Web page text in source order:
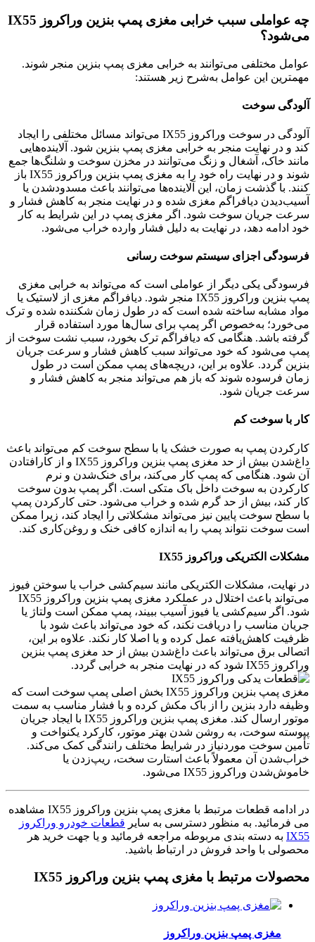
چه عواملی سبب خرابی مغزی پمپ بنزین وراکروز IX55
می‌شود؟
عوامل مختلفی می‌توانند به خرابی مغزی پمپ بنزین منجر شوند.
مهمترین این عوامل به‌شرح زیر هستند:
آلودگی سوخت
آلودگی در سوخت وراکروز IX55 می‌تواند مسائل مختلفی را ایجاد
کند و در نهایت منجر به خرابی مغزی پمپ بنزین شود. آلاینده‌هایی
مانند خاک، آشغال و زنگ می‌توانند در مخزن سوخت و شلنگ‌ها جمع
شوند و در نهایت راه خود را به مغزی پمپ بنزین وراکروز IX55 باز
کنند. با گذشت زمان، این آلاینده‌ها می‌توانند باعث مسدود‌شدن یا
آسیب‌دیدن دیافراگم مغزی شده و در نهایت منجر به کاهش فشار و
سرعت جریان سوخت شود. اگر مغزی پمپ در این شرایط به‌ کار
خود ادامه دهد، در نهایت به دلیل فشار وارده خراب می‌شود.
فرسودگی اجزای سیستم سوخت رسانی
فرسودگی یکی دیگر از عواملی است که می‌تواند به خرابی مغزی
پمپ بنزین وراکروز IX55 منجر شود. دیافراگم مغزی از لاستیک یا
مواد مشابه ساخته شده است که در طول زمان شکننده شده و ترک
می‌خورد؛ به‌خصوص اگر پمپ برای سال‌ها مورد استفاده قرار
گرفته باشد. هنگامی که دیافراگم ترک بخورد، سبب نشت سوخت از
پمپ می‌شود که خود می‌تواند سبب کاهش فشار و سرعت جریان
بنزین گردد. علاوه بر این، دریچه‌های پمپ ممکن است در طول
زمان فرسوده شوند که باز هم می‌تواند منجر به کاهش فشار و
سرعت جریان شود.
کار با سوخت کم
کارکردن پمپ به صورت خشک یا با سطح سوخت کم می‌تواند باعث
داغ‌شدن بیش از حد مغزی پمپ بنزین وراکروز IX55 و از کار‌افتادن
آن شود. هنگامی که پمپ کار می‌کند، برای خنک‌شدن و نرم
‌کارکردن به سوخت داخل باک متکی است. اگر پمپ بدون سوخت
کار کند، بیش از حد گرم شده و خراب می‌شود. حتی کارکردن پمپ
با سطح سوخت پایین نیز می‌تواند مشکلاتی را ایجاد کند، زیرا ممکن
است سوخت نتواند پمپ را به اندازه کافی خنک و روغن‌کاری کند.
مشکلات الکتریکی وراکروز IX55
در نهایت، مشکلات الکتریکی مانند سیم‌کشی خراب یا سوختن فیوز
می‌تواند باعث اختلال در عملکرد مغزی پمپ بنزین وراکروز IX55
شود. اگر سیم‌کشی یا فیوز آسیب ببیند، پمپ ممکن است ولتاژ یا
جریان مناسب را دریافت نکند، که خود می‌تواند باعث شود با
ظرفیت کاهش‌یافته عمل کرده و یا اصلا کار نکند. علاوه بر این،
اتصالی برق می‌تواند باعث داغ‌شدن بیش از حد مغزی پمپ بنزین
وراکروز IX55 شود که در نهایت منجر به خرابی گردد.
مغزی پمپ بنزین وراکروز IX55 بخش اصلی پمپ سوخت است که
وظیفه دارد بنزین را از باک مکش کرده و با فشار مناسب به سمت
موتور ارسال کند. مغزی پمپ بنزین وراکروز IX55 با ایجاد جریان
پیوسته سوخت، به روشن شدن بهتر موتور، کارکرد یکنواخت و
تأمین سوخت موردنیاز در شرایط مختلف رانندگی کمک می‌کند.
خراب‌شدن آن معمولاً باعث استارت سخت، ریپ‌زدن یا
خاموش‌شدن وراکروز IX55 می‌شود.
در ادامه قطعات مرتبط با مغزی پمپ بنزین وراکروز IX55 مشاهده
می فرمائید. به منظور دسترسی به سایر قطعات خودرو وراکروز
IX55 به دسته بندی مربوطه مراجعه فرمائید و یا جهت خرید هر
محصولی با واحد فروش در ارتباط باشید.
محصولات مرتبط با مغزی پمپ بنزین وراکروز IX55
مغزی پمپ بنزین وراکروز